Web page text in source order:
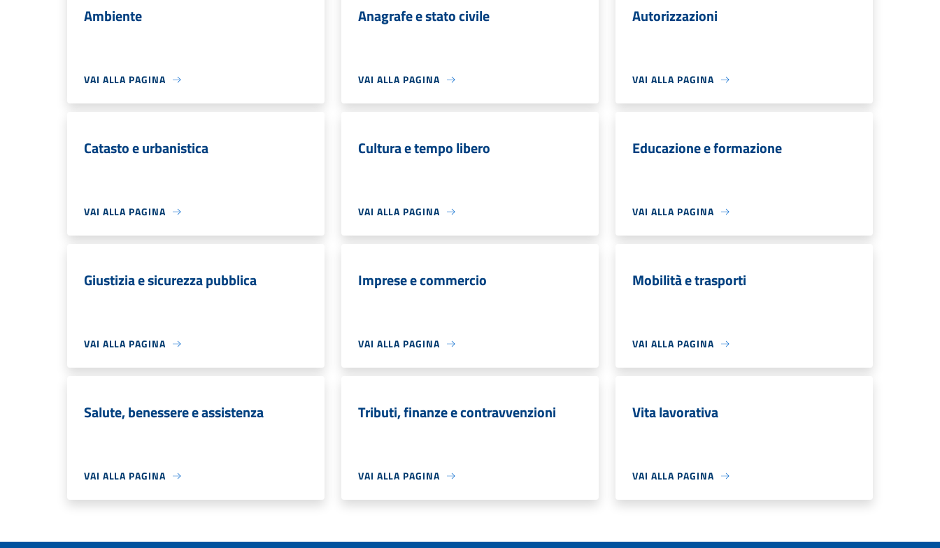
Ambiente
VAI ALLA PAGINA
Anagrafe e stato civile
VAI ALLA PAGINA
Autorizzazioni
VAI ALLA PAGINA
Catasto e urbanistica
VAI ALLA PAGINA
Cultura e tempo libero
VAI ALLA PAGINA
Educazione e formazione
VAI ALLA PAGINA
Giustizia e sicurezza pubblica
VAI ALLA PAGINA
Imprese e commercio
VAI ALLA PAGINA
Mobilità e trasporti
VAI ALLA PAGINA
Salute, benessere e assistenza
VAI ALLA PAGINA
Tributi, finanze e contravvenzioni
VAI ALLA PAGINA
Vita lavorativa
VAI ALLA PAGINA